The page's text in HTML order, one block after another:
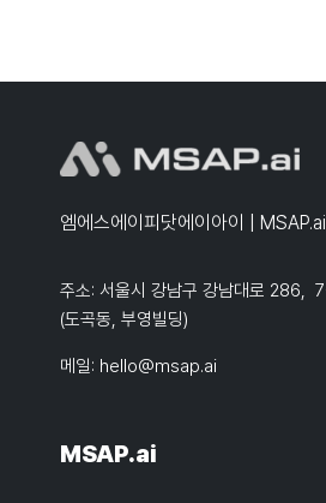
엠에스에이피닷에이아이 | MSAP.ai
주소: 서울시 강남구 강남대로 286,
(도곡동, 부영빌딩)
메일: hello@msap.ai
MSAP.ai